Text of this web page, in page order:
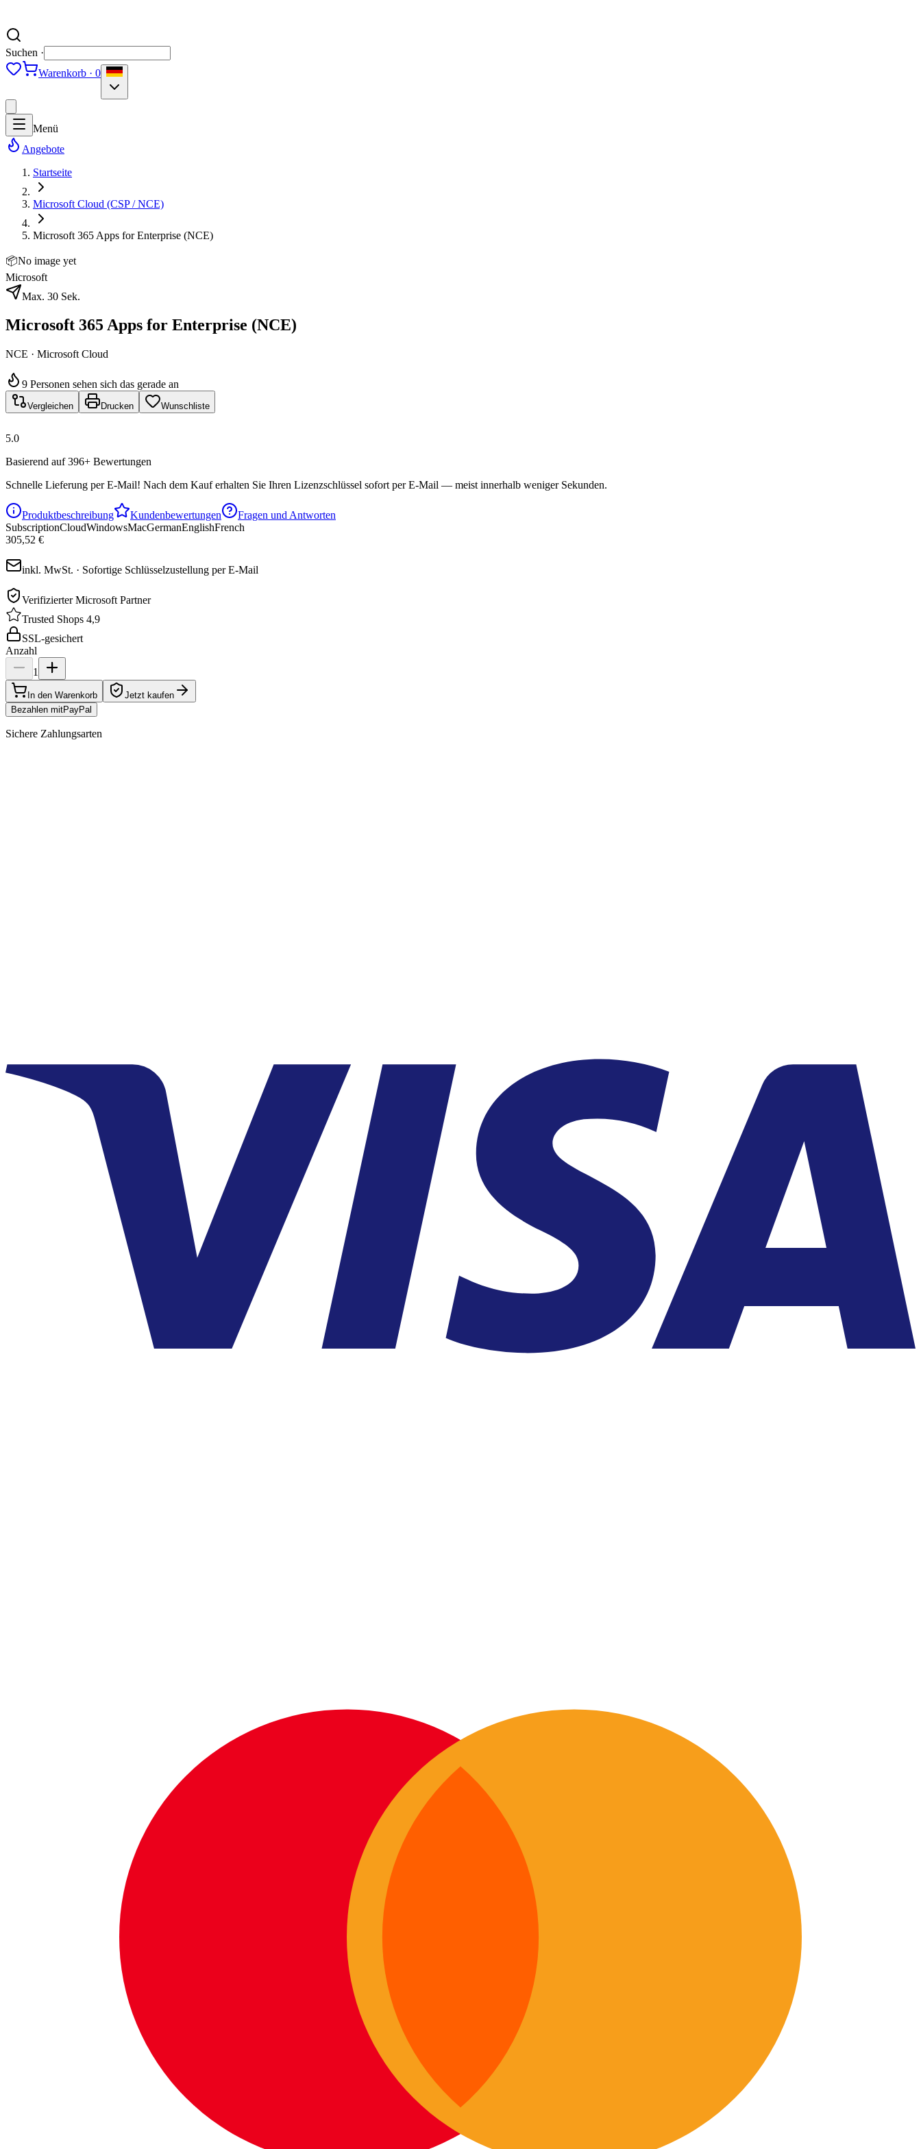
Suchen ·
Warenkorb · 0
Menü
Angebote
Startseite
Microsoft Cloud (CSP / NCE)
Microsoft 365 Apps for Enterprise (NCE)
📦No image yet
Microsoft
Max. 30 Sek.
Microsoft 365 Apps for Enterprise (NCE)
NCE · Microsoft Cloud
9 Personen sehen sich das gerade an
Vergleichen Drucken Wunschliste
5.0
Basierend auf 396+ Bewertungen
Schnelle Lieferung per E-Mail! Nach dem Kauf erhalten Sie Ihren Lizenzschlüssel sofort per E-Mail — meist innerhalb weniger Sekunden.
Produktbeschreibung Kundenbewertungen
Fragen und Antworten
SubscriptionCloudWindowsMacGermanEnglishFrench
305,52 €
inkl. MwSt. · Sofortige Schlüsselzustellung per E-Mail
Verifizierter Microsoft Partner
Trusted Shops 4,9
SSL-gesichert
Anzahl
1
In den Warenkorb
Jetzt kaufen
Bezahlen mitPayPal
Sichere Zahlungsarten